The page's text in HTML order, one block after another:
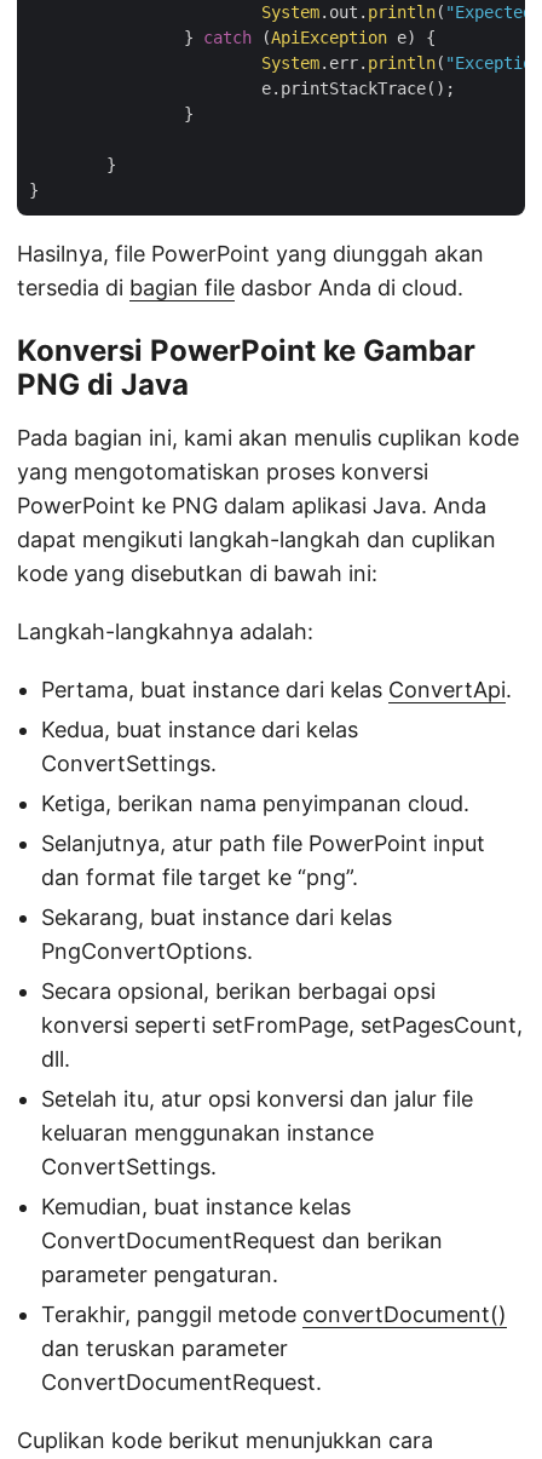
System.out. println(
		}
catch (ApiException e) {
System.err. println(
Hasilnya, file PowerPoint yang diunggah akan
tersedia di bagian file dasbor Anda di cloud.
Konversi PowerPoint ke Gambar
PNG di Java
Pada bagian ini, kami akan menulis cuplikan kode
yang mengotomatiskan proses konversi
PowerPoint ke PNG dalam aplikasi Java. Anda
dapat mengikuti langkah-langkah dan cuplikan
kode yang disebutkan di bawah ini:
Langkah-langkahnya adalah:
Pertama, buat instance dari kelas ConvertApi.
Kedua, buat instance dari kelas
ConvertSettings.
Ketiga, berikan nama penyimpanan cloud.
Selanjutnya, atur path file PowerPoint input
dan format file target ke “png”.
Sekarang, buat instance dari kelas
PngConvertOptions.
Secara opsional, berikan berbagai opsi
konversi seperti setFromPage, setPagesCount,
dll.
Setelah itu, atur opsi konversi dan jalur file
keluaran menggunakan instance
ConvertSettings.
Kemudian, buat instance kelas
ConvertDocumentRequest dan berikan
parameter pengaturan.
Terakhir, panggil metode convertDocument()
dan teruskan parameter
ConvertDocumentRequest.
Cuplikan kode berikut menunjukkan cara